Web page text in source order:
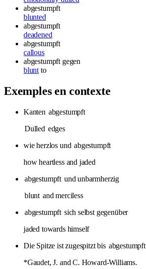
abgestumpft
blunted
abgestumpft
deadened
abgestumpft
callous
abgestumpft gegen
blunt to
Exemples en contexte
Kanten abgestumpft
Dulled edges
wie herzlos und abgestumpft
how heartless and jaded
abgestumpft und unbarmherzig
blunt and merciless
abgestumpft sich selbst gegenüber
jaded towards himself
Die Spitze ist zugespitzt bis abgestumpft
*Gaudet, J. and C. Howard-Williams.